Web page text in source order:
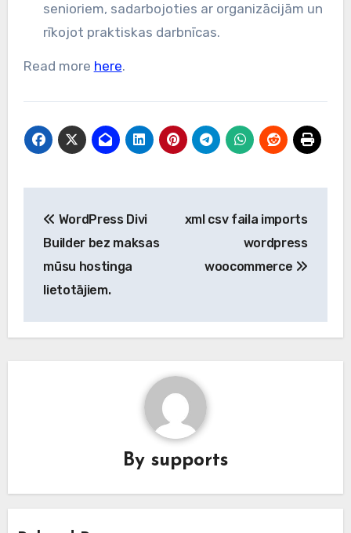
senioriem, sadarbojoties ar organizācijām un
rīkojot praktiskas darbnīcas.
Read more here.
navigation
WordPress Divi
Builder bez maksas
mūsu hostinga
lietotājiem.
xml csv faila imports
wordpress
woocommerce
By supports